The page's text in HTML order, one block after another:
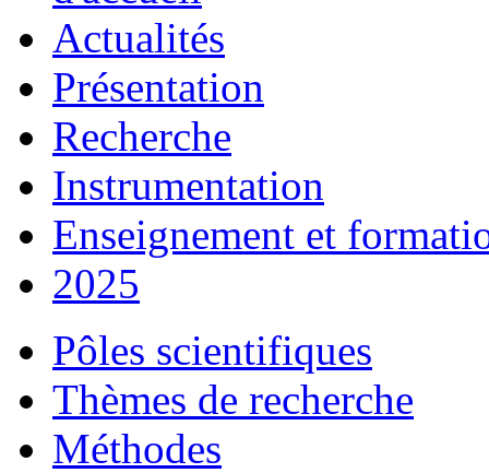
Actualités
Présentation
Recherche
Instrumentation
Enseignement et
2025
Pôles scientifiques
Thèmes de recherche
Méthodes